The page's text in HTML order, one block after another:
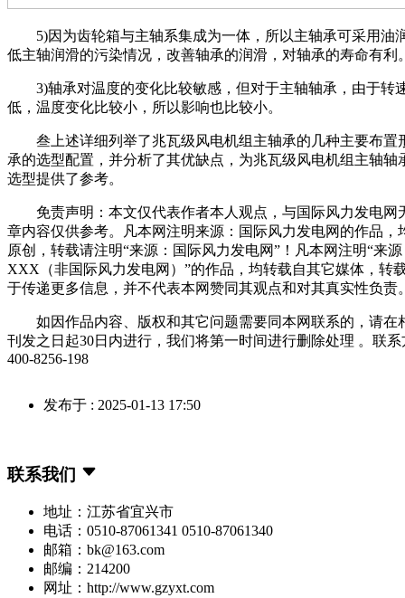
5)因为齿轮箱与主轴系集成为一体，所以主轴承可采用油
低主轴润滑的污染情况，改善轴承的润滑，对轴承的寿命有利
3)轴承对温度的变化比较敏感，但对于主轴轴承，由于转
低，温度变化比较小，所以影响也比较小。
叁上述详细列举了兆瓦级风电机组主轴承的几种主要布置
承的选型配置，并分析了其优缺点，为兆瓦级风电机组主轴轴
选型提供了参考。
免责声明：本文仅代表作者本人观点，与国际风力发电网
章内容仅供参考。凡本网注明来源：国际风力发电网的作品，
原创，转载请注明“来源：国际风力发电网”！凡本网注明“来
XXX（非国际风力发电网）”的作品，均转载自其它媒体，转
于传递更多信息，并不代表本网赞同其观点和对其真实性负责
如因作品内容、版权和其它问题需要同本网联系的，请在
刊发之日起30日内进行，我们将第一时间进行删除处理 。联系
400-8256-198
发布于 : 2025-01-13 17:50
联系我们
地址：江苏省宜兴市
电话：0510-87061341 0510-87061340
邮箱：bk@163.com
邮编：214200
网址：http://www.gzyxt.com